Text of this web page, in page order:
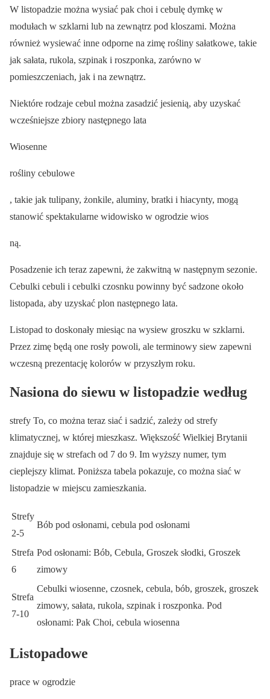
W listopadzie można wysiać pak choi i cebulę dymkę w
modułach w szklarni lub na zewnątrz pod kloszami. Można
również wysiewać inne odporne na zimę rośliny sałatkowe, takie
jak sałata, rukola, szpinak i roszponka, zarówno w
pomieszczeniach, jak i na zewnątrz.
Niektóre rodzaje cebul można zasadzić jesienią, aby uzyskać
wcześniejsze zbiory następnego lata
Wiosenne
rośliny cebulowe
, takie jak tulipany, żonkile, aluminy, bratki i hiacynty, mogą
stanowić spektakularne widowisko w ogrodzie wios
ną.
Posadzenie ich teraz zapewni, że zakwitną w następnym sezonie.
Cebulki cebuli i cebulki czosnku powinny być sadzone około
listopada, aby uzyskać plon następnego lata.
Listopad to doskonały miesiąc na wysiew groszku w szklarni.
Przez zimę będą one rosły powoli, ale terminowy siew zapewni
wczesną prezentację kolorów w przyszłym roku.
Nasiona do siewu w listopadzie według
strefy To, co można teraz siać i sadzić, zależy od strefy
klimatycznej, w której mieszkasz. Większość Wielkiej Brytanii
znajduje się w strefach od 7 do 9. Im wyższy numer, tym
cieplejszy klimat. Poniższa tabela pokazuje, co można siać w
listopadzie w miejscu zamieszkania.
Strefy
2-5
Bób pod osłonami, cebula pod osłonami
Strefa
6
Pod osłonami: Bób, Cebula, Groszek słodki, Groszek
zimowy
Strefa
7-10
Cebulki wiosenne, czosnek, cebula, bób, groszek, groszek
zimowy, sałata, rukola, szpinak i roszponka. Pod
osłonami: Pak Choi, cebula wiosenna
Listopadowe
prace w ogrodzie